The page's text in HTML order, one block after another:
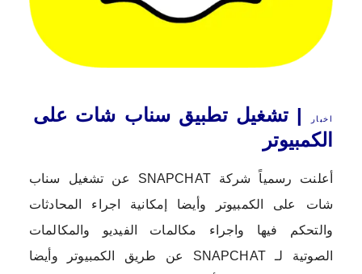
اخبار
| تشغيل تطبيق سناب شات على
الكمبيوتر
أعلنت رسمياً شركة SNAPCHAT عن تشغيل سناب
شات على الكمبيوتر وأيضا إمكانية اجراء المحادثات
والتحكم فيها واجراء مكالمات الفيديو والمكالمات
الصوتية لـ SNAPCHAT عن طريق الكمبيوتر وأيضا